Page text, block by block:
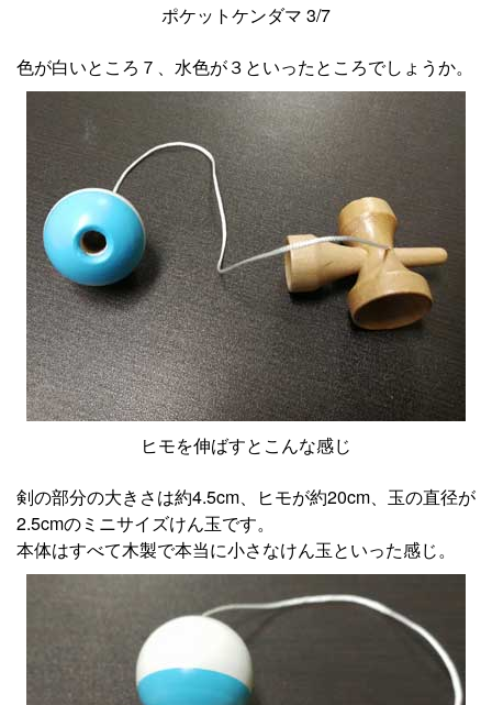
ポケットケンダマ 3/7
色が白いところ７、水色が３といったところでしょうか。
ヒモを伸ばすとこんな感じ
剣の部分の大きさは約4.5cm、ヒモが約20cm、玉の直径が
2.5cmのミニサイズけん玉です。
本体はすべて木製で本当に小さなけん玉といった感じ。